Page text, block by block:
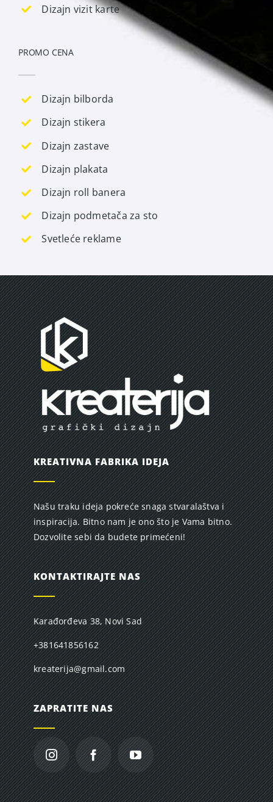
Dizajn vizit karte
PROMO CENA
Dizajn bilborda
Dizajn stikera
Dizajn zastave
Dizajn plakata
Dizajn roll banera
Dizajn podmetača za sto
Svetleće reklame
KREATIVNA FABRIKA IDEJA
Našu traku ideja pokreće snaga stvaralaštva i
inspiracija. Bitno nam je ono što je Vama bitno.
Dozvolite sebi da budete primećeni!
KONTAKTIRAJTE NAS
Karađorđeva 38, Novi Sad
+381641856162
kreaterija@gmail.com
ZAPRATITE NAS